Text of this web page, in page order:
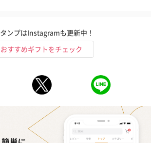
タンプはInstagramも更新中！
おすすめギフトをチェック